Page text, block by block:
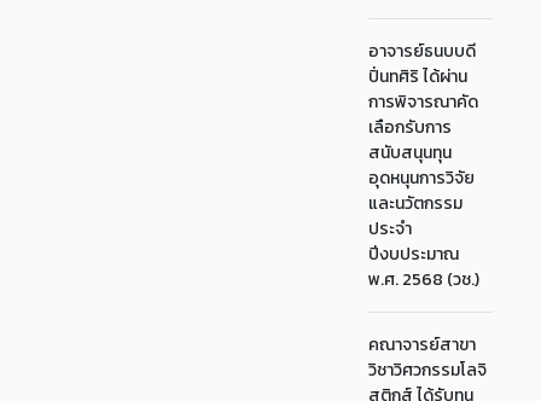
อาจารย์ธนบบดี
ปิ่นทศิริ ได้ผ่าน
การพิจารณาคัด
เลือกรับการ
สนับสนุนทุน
อุดหนุนการวิจัย
และนวัตกรรม
ประจำ
ปีงบประมาณ
พ.ศ. 2568 (วช.)
คณาจารย์สาขา
วิชาวิศวกรรมโลจิ
สติกส์ ได้รับทุน